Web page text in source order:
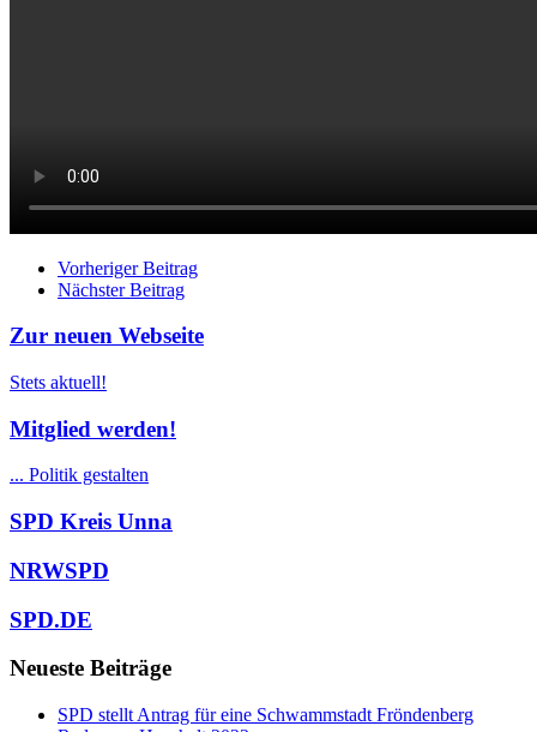
Beitrags
Navigation
Vorheriger Beitrag
Nächster Beitrag
Zur neuen Webseite
Stets aktuell!
Mitglied werden!
... Politik gestalten
SPD Kreis Unna
NRWSPD
SPD.DE
Neueste Beiträge
SPD stellt Antrag für eine Schwammstadt Fröndenberg